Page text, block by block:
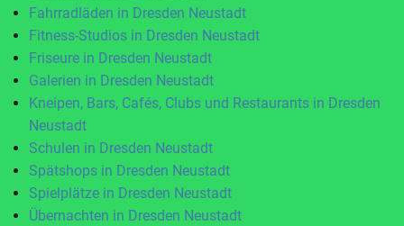
Fahrradläden in Dresden Neustadt
Fitness-Studios in Dresden Neustadt
Friseure in Dresden Neustadt
Galerien in Dresden Neustadt
Kneipen, Bars, Cafés, Clubs und Restaurants in Dresden
Neustadt
Schulen in Dresden Neustadt
Spätshops in Dresden Neustadt
Spielplätze in Dresden Neustadt
Übernachten in Dresden Neustadt